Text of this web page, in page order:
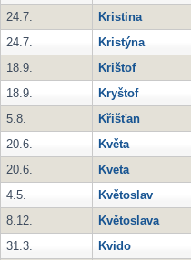
24.7.
Kristina
24.7.
Kristýna
18.9.
Krištof
18.9.
Kryštof
5.8.
Křišťan
20.6.
Květa
20.6.
Kveta
4.5.
Květoslav
8.12.
Květoslava
31.3.
Kvido